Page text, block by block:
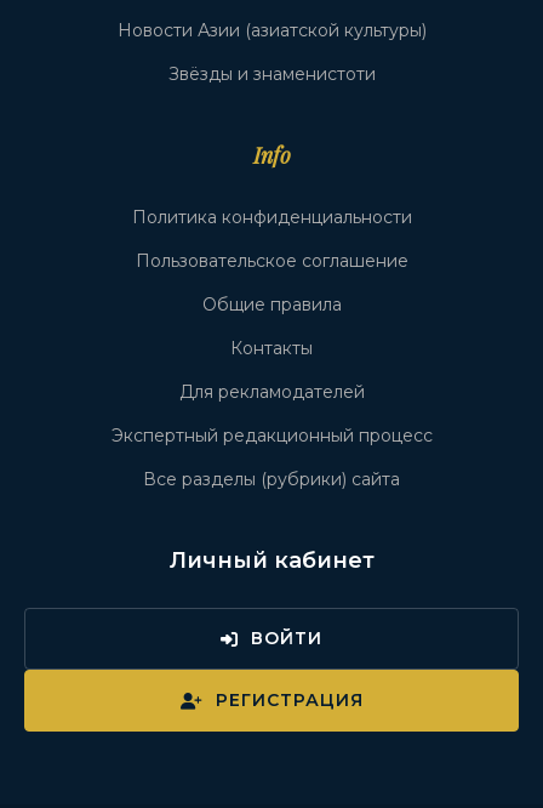
Новости Азии (азиатской культуры)
Звёзды и знаменистоти
Info
Политика конфиденциальности
Пользовательское соглашение
Общие правила
Контакты
Для рекламодателей
Экспертный редакционный процесс
Все разделы (рубрики) сайта
Личный кабинет
ВОЙТИ
РЕГИСТРАЦИЯ